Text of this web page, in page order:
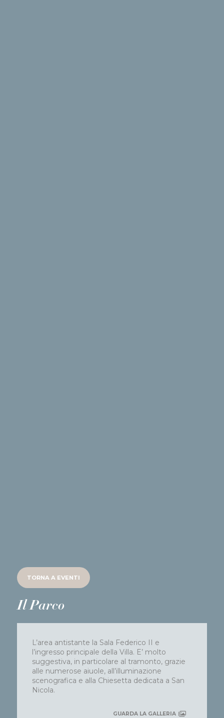
TORNA A EVENTI
Il Parco
L’area antistante la Sala Federico II e
l’ingresso principale della Villa. E’ molto
suggestiva, in particolare al tramonto, grazie
alle numerose aiuole, all’illuminazione
scenografica e alla Chiesetta dedicata a San
Nicola.
GUARDA LA GALLERIA